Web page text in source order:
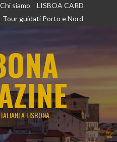
Chi siamo
LISBOA CARD
Tour guidati Porto e Nord
A LISBONA